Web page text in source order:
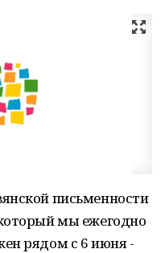
письменности
мы ежегодно
рядом с 6 июня -